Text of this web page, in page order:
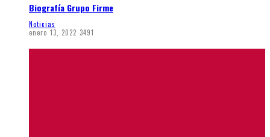
Biografía Grupo Firme
Noticias
enero 13, 2022 3491